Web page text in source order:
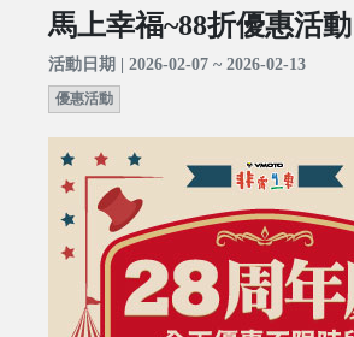
馬上幸福~88折優惠活動
活動日期 | 2026-02-07 ~ 2026-02-13
優惠活動